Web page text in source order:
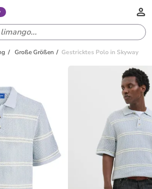
Große Größen Gestricktes Polo in Skyway